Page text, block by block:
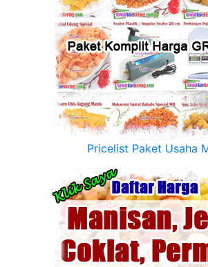
Pricelist Paket Usaha